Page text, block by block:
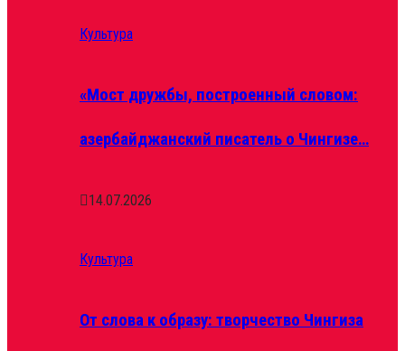
Культура
«Мост дружбы, построенный словом:
азербайджанский писатель о Чингизе…
14.07.2026
Культура
От слова к образу: творчество Чингиза